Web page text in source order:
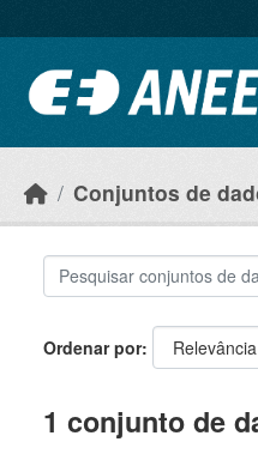
Conjuntos de
Ordenar por
1 conjunto de